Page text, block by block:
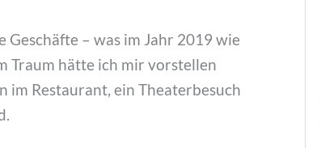
Geschäfte – was im Jahr 2019 wie
Traum hätte ich mir vorstellen
im Restaurant, ein Theaterbesuch